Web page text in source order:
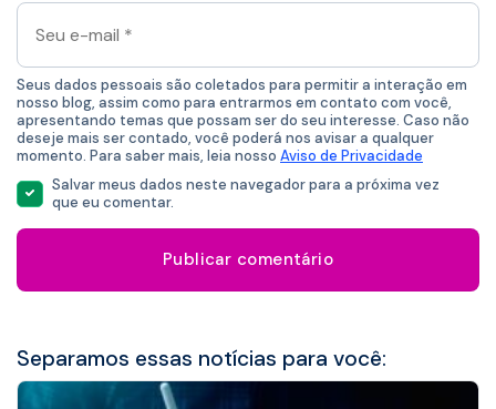
Seu
e-
mail
*
Seus dados pessoais são coletados para permitir a interação em
nosso blog, assim como para entrarmos em contato com você,
apresentando temas que possam ser do seu interesse. Caso não
deseje mais ser contado, você poderá nos avisar a qualquer
momento. Para saber mais, leia nosso Aviso de Privacidade
Salvar meus dados neste navegador para a próxima vez
que eu comentar.
Separamos essas notícias para você: